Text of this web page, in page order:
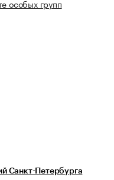
особых групп
Санкт-Петербурга